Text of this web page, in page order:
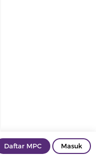
Daftar MPC Masuk